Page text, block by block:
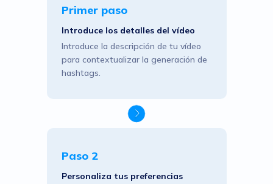
Primer paso
Introduce los detalles del vídeo
Introduce la descripción de tu vídeo
para contextualizar la generación de
hashtags.
Paso 2
Personaliza tus preferencias